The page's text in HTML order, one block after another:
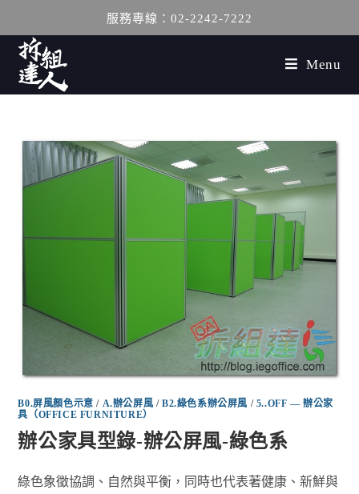
服務專線：02-2242-7222
Menu
B0.屏風顏色示意 / A.辦公屏風 /B2.綠色系辦公屏風 / 5..OFF — 辦公家
具（OFFICE FURNITURE）
辦公家具型錄-辦公屏風-綠色系
綠色象徵協調、自然與平衡，同時也代表著健康、新鮮與